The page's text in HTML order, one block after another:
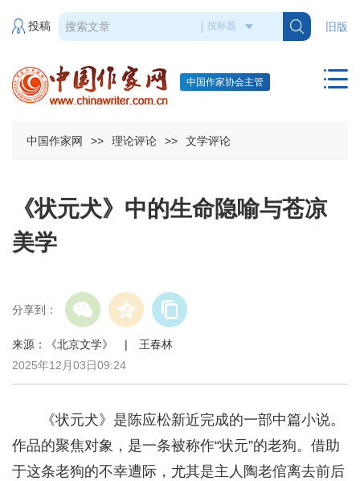
旧版
投稿
中国作家协会主管
中国作家网 >> 理论评论 >> 文学评论
《状元犬》中的生命隐喻与苍凉
美学
分享到：
来源：《北京文学》 | 王春林
2025年12月03日09:24
《状元犬》是陈应松新近完成的一部中篇小说。
作品的聚焦对象，是一条被称作“状元”的老狗。借助
于这条老狗的不幸遭际，尤其是主人陶老倌离去前后